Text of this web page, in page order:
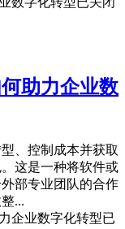
助力企业数
、控制成本并获取
这是一种将软件或
部专业团队的合作
...
企业数字化转型已